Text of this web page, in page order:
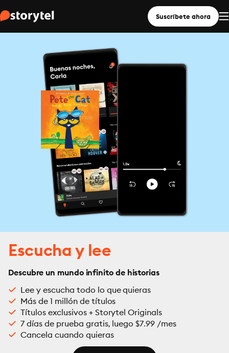
Suscríbete ahora
Escucha y lee
Descubre un mundo infinito de historias
Lee y escucha todo lo que quieras
Más de 1 millón de títulos
Títulos exclusivos + Storytel Originals
7 días de prueba gratis, luego $7.99 /mes
Cancela cuando quieras